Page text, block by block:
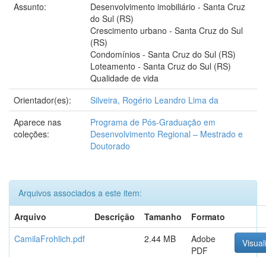
Assunto:
Desenvolvimento imobiliário - Santa Cruz
do Sul (RS)
Crescimento urbano - Santa Cruz do Sul
(RS)
Condomínios - Santa Cruz do Sul (RS)
Loteamento - Santa Cruz do Sul (RS)
Qualidade de vida
Orientador(es):
Silveira, Rogério Leandro Lima da
Aparece nas
coleções:
Programa de Pós-Graduação em
Desenvolvimento Regional – Mestrado e
Doutorado
Arquivos associados a este item:
Arquivo
Descrição Tamanho
Formato
CamilaFrohlich.pdf
2.44 MB
Adobe
PDF